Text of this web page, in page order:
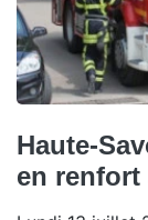
Haute-
en renfort